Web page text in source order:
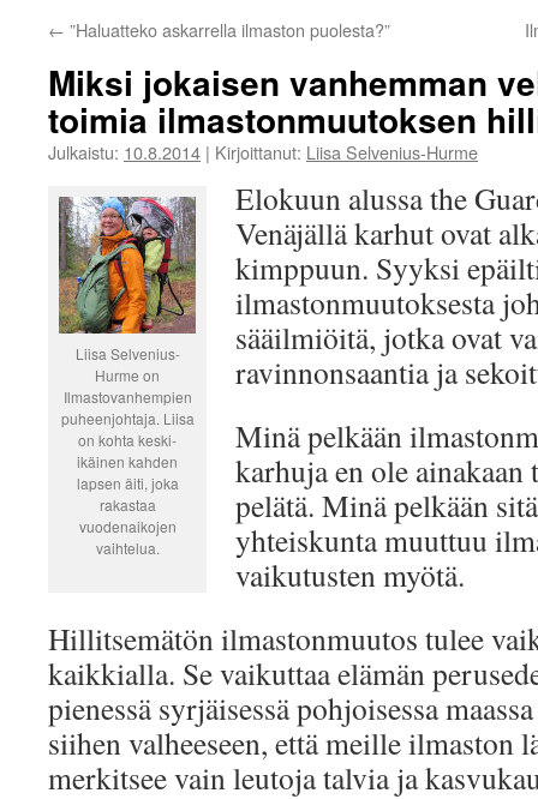
← ”Haluatteko askarrella ilmaston puolesta?”
Miksi jokaisen vanhemman
toimia ilmastonmuutoksen
Julkaistu: 10.8.2014 | Kirjoittanut: Liisa Selvenius-Hurme
Liisa Selvenius-
Hurme on
Ilmastovanhempien
puheenjohtaja. Liisa
on kohta keski-
ikäinen kahden
lapsen äiti, joka
rakastaa
vuodenaikojen
vaihtelua.
Elokuun alussa the
Venäjällä karhut ovat
kimppuun. Syyksi
ilmastonmuutoksesta
sääilmiöitä, jotka ovat
ravinnonsaantia ja
Minä pelkään
karhuja en ole ainakaan
pelätä. Minä pelkään
yhteiskunta muuttuu
vaikutusten myötä.
Hillitsemätön ilmastonmuutos tulee
kaikkialla. Se vaikuttaa elämän
pienessä syrjäisessä pohjoisessa
siihen valheeseen, että meille ilmaston
merkitsee vain leutoja talvia ja